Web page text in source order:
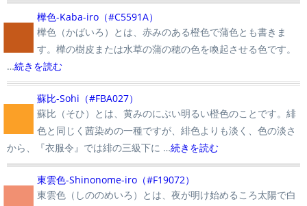
■樺色-Kaba-iro（#C5591A）
樺色（かばいろ）とは、赤みのある橙色で蒲色とも書きま
す。樺の樹皮または水草の蒲の穂の色を喚起させる色です。
…続きを読む
■蘇比-Sohi（#FBA027）
蘇比（そひ）とは、黄みのにぶい明るい橙色のことです。緋
色と同じく茜染めの一種ですが、緋色よりも淡く、色の淡さ
から、『衣服令』では緋の三級下に …続きを読む
東雲色-Shinonome-iro（#F19072）
東雲色（しののめいろ）とは、夜が明け始めるころ太陽で白